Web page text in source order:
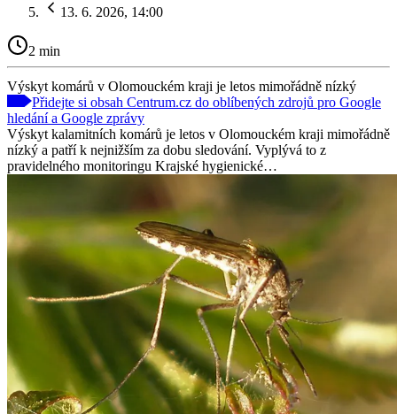
13. 6. 2026, 14:00
2 min
Výskyt komárů v Olomouckém kraji je letos mimořádně nízký
Přidejte si obsah Centrum.cz do oblíbených zdrojů pro Google
hledání a Google zprávy
Výskyt kalamitních komárů je letos v Olomouckém kraji mimořádně
nízký a patří k nejnižším za dobu sledování. Vyplývá to z
pravidelného monitoringu Krajské hygienické…